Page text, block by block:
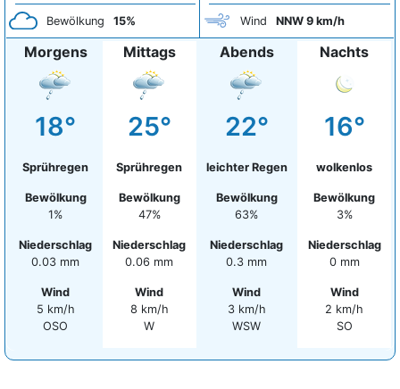
Bewölkung 15% Wind NNW 9 km/h
Morgens
18°
Sprühregen
Bewölkung
1%
Niederschlag
0.03 mm
Wind
5 km/h
OSO
Mittags
25°
Sprühregen
Bewölkung
47%
Niederschlag
0.06 mm
Wind
8 km/h
W
Abends
22°
leichter Regen
Bewölkung
63%
Niederschlag
0.3 mm
Wind
3 km/h
WSW
Nachts
16°
wolkenlos
Bewölkung
3%
Niederschlag
0 mm
Wind
2 km/h
SO